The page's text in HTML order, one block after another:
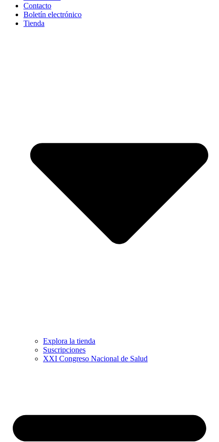
Contacto
Boletín electrónico
Tienda
Explora la tienda
Suscripciones
XXI Congreso Nacional de Salud